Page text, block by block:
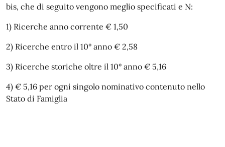
bis, che di seguito vengono meglio specificati e N:
1) Ricerche anno corrente € 1,50
2) Ricerche entro il 10° anno € 2,58
3) Ricerche storiche oltre il 10° anno € 5,16
4) € 5,16 per ogni singolo nominativo contenuto nello
Stato di Famiglia